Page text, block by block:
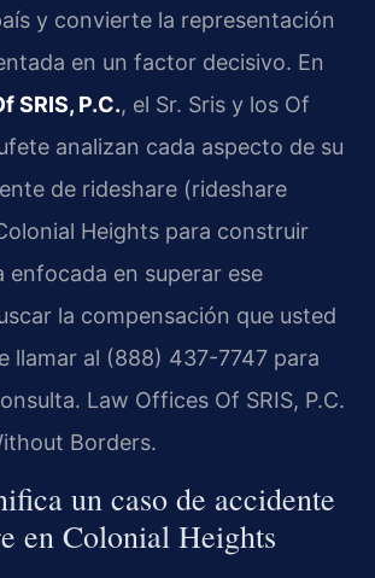
y convierte la representación
en un factor decisivo. En
SRIS, P.C., el Sr. Sris y los Of
analizan cada aspecto de su
de rideshare (rideshare
Heights para construir
enfocada en superar ese
la compensación que usted
llamar al (888) 437-7747 para
Law Offices Of SRIS, P.C.
Borders.
un caso de accidente
en Colonial Heights